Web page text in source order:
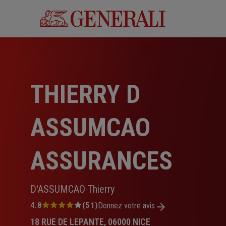
THIERRY D
ASSUMCAO
ASSURANCES
D'ASSUMCAO Thierry
Note
4.8 (51)Donnez votre avis
18 RUE DE LEPANTE, 06000 NICE